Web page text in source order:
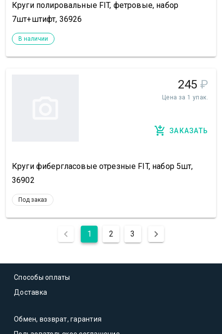
Круги полировальные FIT, фетровые, набор
7шт+штифт, 36926
В наличии
245 ₽
Цена за 1 упак.
ЗАКАЗАТЬ
Круги фибергласовые отрезные FIT, набор 5шт,
36902
Под заказ
1 2 3
Способы оплаты
Доставка
Обмен, возврат, гарантия